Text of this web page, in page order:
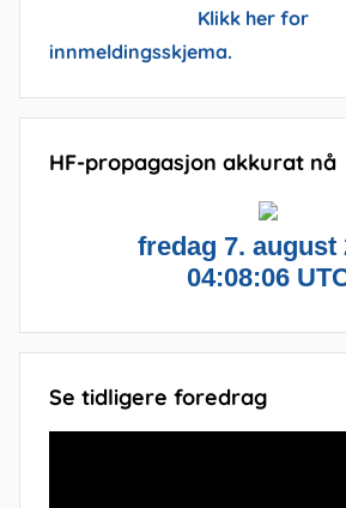
Klikk her for
innmeldingsskjema.
HF-propagasjon akkurat nå
Se tidligere foredrag